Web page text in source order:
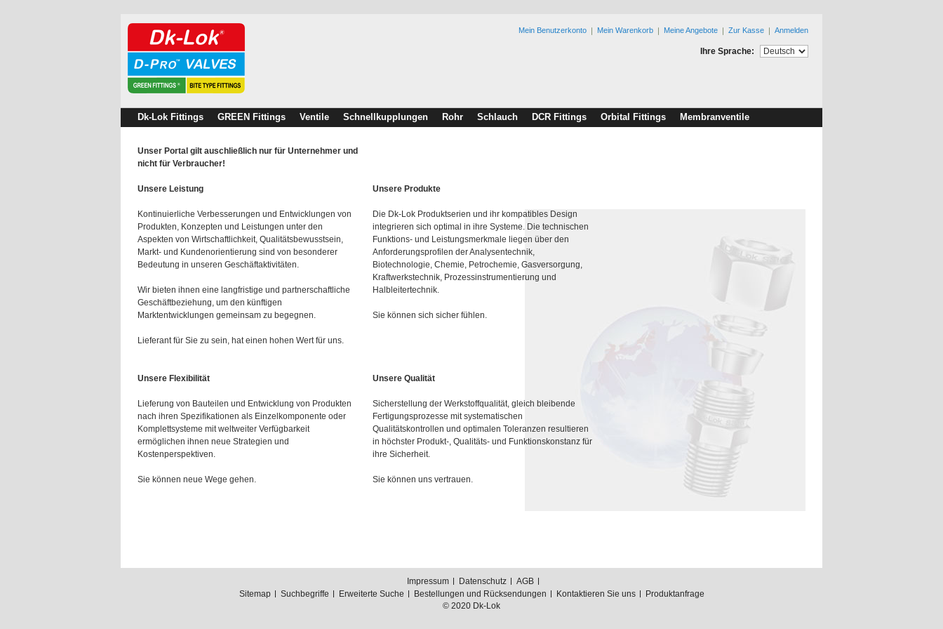
Mein Benutzerkonto Mein Warenkorb Meine Angebote Zur Kasse Anmelden
Ihre Sprache:
Dk-Lok Fittings GREEN Fittings Ventile Schnellkupplungen Rohr Schlauch DCR Fittings Orbital Fittings Membranventile
Unser Portal gilt auschließlich nur für Unternehmer und
nicht für Verbraucher!
Unsere Leistung
Kontinuierliche Verbesserungen und Entwicklungen von
Produkten, Konzepten und Leistungen unter den
Aspekten von Wirtschaftlichkeit, Qualitätsbewusstsein,
Markt- und Kundenorientierung sind von besonderer
Bedeutung in unseren Geschäftaktivitäten.
Wir bieten ihnen eine langfristige und partnerschaftliche
Geschäftbeziehung, um den künftigen
Marktentwicklungen gemeinsam zu begegnen.
Lieferant für Sie zu sein, hat einen hohen Wert für uns.
Unsere Produkte
Die Dk-Lok Produktserien und ihr kompatibles Design
integrieren sich optimal in ihre Systeme. Die technischen
Funktions- und Leistungsmerkmale liegen über den
Anforderungsprofilen der Analysentechnik,
Biotechnologie, Chemie, Petrochemie, Gasversorgung,
Kraftwerkstechnik, Prozessinstrumentierung und
Halbleitertechnik.
Sie können sich sicher fühlen.
Unsere Flexibilität
Lieferung von Bauteilen und Entwicklung von Produkten
nach ihren Spezifikationen als Einzelkomponente oder
Komplettsysteme mit weltweiter Verfügbarkeit
ermöglichen ihnen neue Strategien und
Kostenperspektiven.
Sie können neue Wege gehen.
Unsere Qualität
Sicherstellung der Werkstoffqualität, gleich bleibende
Fertigungsprozesse mit systematischen
Qualitätskontrollen und optimalen Toleranzen resultieren
in höchster Produkt-, Qualitäts- und Funktionskonstanz für
ihre Sicherheit.
Sie können uns vertrauen.
Impressum Datenschutz
AGB
Sitemap
Suchbegriffe Erweiterte Suche Bestellungen und Rücksendungen Kontaktieren Sie uns
Produktanfrage
© 2020 Dk-Lok